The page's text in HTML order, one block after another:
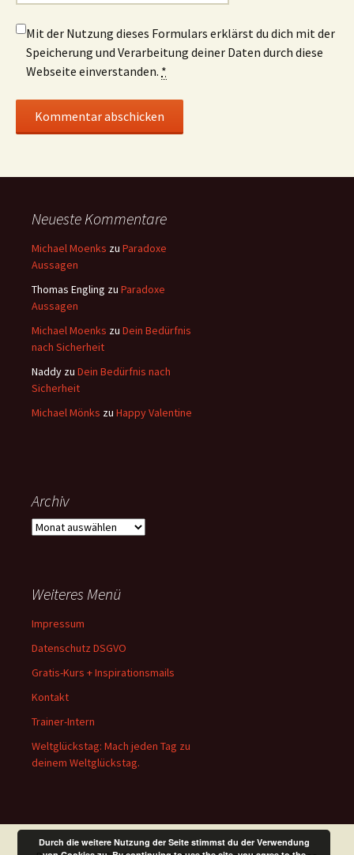
Mit der Nutzung dieses Formulars erklärst du dich mit der
Speicherung und Verarbeitung deiner Daten durch diese
Webseite einverstanden. *
Neueste Kommentare
Michael Moenks zu Paradoxe
Aussagen
Thomas Engling zu Paradoxe
Aussagen
Michael Moenks zu Dein Bedürfnis
nach Sicherheit
Naddy zu Dein Bedürfnis nach
Sicherheit
Michael Mönks zu Happy Valentine
Archiv
Archiv
Weiteres Menü
Impressum
Datenschutz DSGVO
Gratis-Kurs + Inspirationsmails
Kontakt
Trainer-Intern
Weltglückstag: Mach jeden Tag zu
deinem Weltglückstag.
Durch die weitere Nutzung der Seite stimmst du der Verwendung